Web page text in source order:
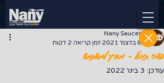
עשבי תיבול – מדריך למשתמש
Nany Sauces
8 בדצמ׳ 2021
זמן קריאה 2 דקות
עודכן: 3 בינו׳ 2022